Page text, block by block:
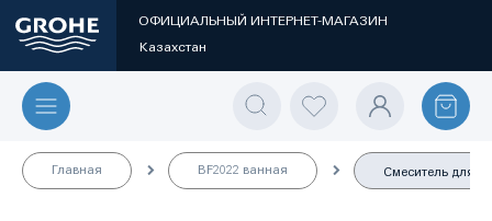
ОФИЦИАЛЬНЫЙ ИНТЕРНЕТ-МАГАЗИН
Казахстан
Главная BF2022 ванная Смеситель для